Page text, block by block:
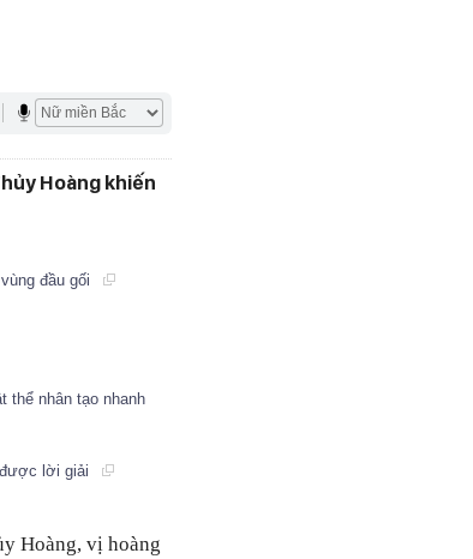
Hoàng khiến
đầu gối
thể nhân tạo nhanh
lời giải
Hoàng, vị hoàng